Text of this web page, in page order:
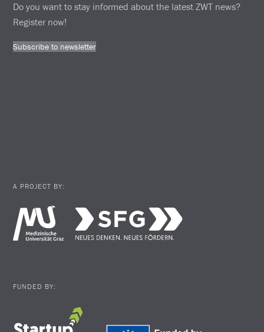
Do you want to stay informed about the latest ZWT news?
Register now!
Subscribe to newsletter
A PROJECT BY:
FUNDED BY: